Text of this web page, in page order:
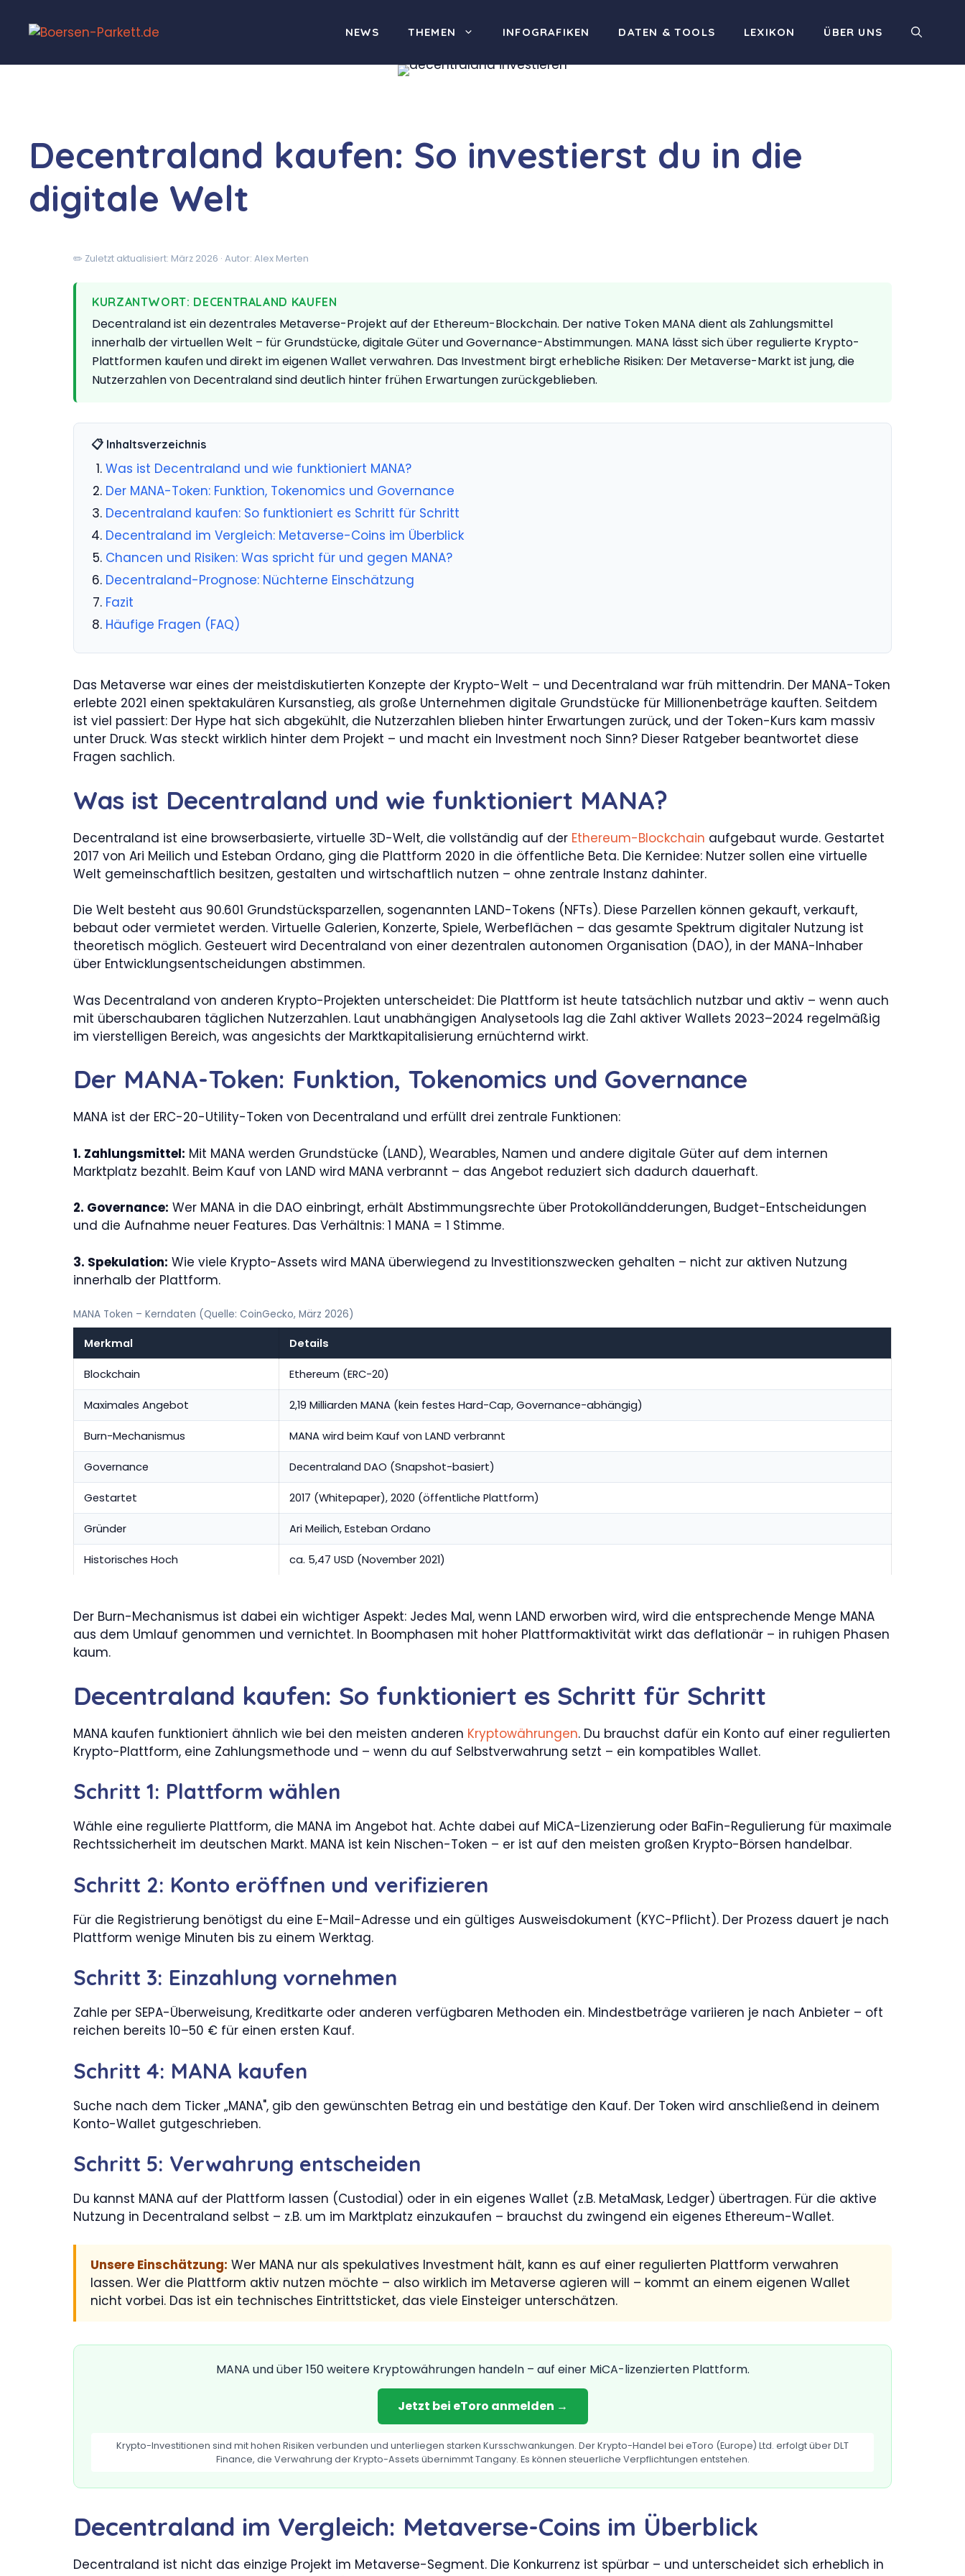
NEWS THEMEN INFOGRAFIKEN DATEN & TOOLS LEXIKON ÜBER UNS
Decentraland kaufen: So investierst du in die
digitale Welt
✏️ Zuletzt aktualisiert: März 2026 · Autor: Alex Merten
KURZANTWORT: DECENTRALAND KAUFEN
Decentraland ist ein dezentrales Metaverse-Projekt auf der Ethereum-Blockchain. Der native Token MANA dient als Zahlungsmittel
innerhalb der virtuellen Welt – für Grundstücke, digitale Güter und Governance-Abstimmungen. MANA lässt sich über regulierte Krypto-
Plattformen kaufen und direkt im eigenen Wallet verwahren. Das Investment birgt erhebliche Risiken: Der Metaverse-Markt ist jung, die
Nutzerzahlen von Decentraland sind deutlich hinter frühen Erwartungen zurückgeblieben.
📋 Inhaltsverzeichnis
Was ist Decentraland und wie funktioniert MANA?
Der MANA-Token: Funktion, Tokenomics und Governance
Decentraland kaufen: So funktioniert es Schritt für Schritt
Decentraland im Vergleich: Metaverse-Coins im Überblick
Chancen und Risiken: Was spricht für und gegen MANA?
Decentraland-Prognose: Nüchterne Einschätzung
Fazit
Häufige Fragen (FAQ)
Das Metaverse war eines der meistdiskutierten Konzepte der Krypto-Welt – und Decentraland war früh mittendrin. Der MANA-Token
erlebte 2021 einen spektakulären Kursanstieg, als große Unternehmen digitale Grundstücke für Millionenbeträge kauften. Seitdem
ist viel passiert: Der Hype hat sich abgekühlt, die Nutzerzahlen blieben hinter Erwartungen zurück, und der Token-Kurs kam massiv
unter Druck. Was steckt wirklich hinter dem Projekt – und macht ein Investment noch Sinn? Dieser Ratgeber beantwortet diese
Fragen sachlich.
Was ist Decentraland und wie funktioniert MANA?
Decentraland ist eine browserbasierte, virtuelle 3D-Welt, die vollständig auf der Ethereum-Blockchain aufgebaut wurde. Gestartet
2017 von Ari Meilich und Esteban Ordano, ging die Plattform 2020 in die öffentliche Beta. Die Kernidee: Nutzer sollen eine virtuelle
Welt gemeinschaftlich besitzen, gestalten und wirtschaftlich nutzen – ohne zentrale Instanz dahinter.
Die Welt besteht aus 90.601 Grundstücksparzellen, sogenannten LAND-Tokens (NFTs). Diese Parzellen können gekauft, verkauft,
bebaut oder vermietet werden. Virtuelle Galerien, Konzerte, Spiele, Werbeflächen – das gesamte Spektrum digitaler Nutzung ist
theoretisch möglich. Gesteuert wird Decentraland von einer dezentralen autonomen Organisation (DAO), in der MANA-Inhaber
über Entwicklungsentscheidungen abstimmen.
Was Decentraland von anderen Krypto-Projekten unterscheidet: Die Plattform ist heute tatsächlich nutzbar und aktiv – wenn auch
mit überschaubaren täglichen Nutzerzahlen. Laut unabhängigen Analysetools lag die Zahl aktiver Wallets 2023–2024 regelmäßig
im vierstelligen Bereich, was angesichts der Marktkapitalisierung ernüchternd wirkt.
Der MANA-Token: Funktion, Tokenomics und Governance
MANA ist der ERC-20-Utility-Token von Decentraland und erfüllt drei zentrale Funktionen:
1. Zahlungsmittel: Mit MANA werden Grundstücke (LAND), Wearables, Namen und andere digitale Güter auf dem internen
Marktplatz bezahlt. Beim Kauf von LAND wird MANA verbrannt – das Angebot reduziert sich dadurch dauerhaft.
2. Governance: Wer MANA in die DAO einbringt, erhält Abstimmungsrechte über Protokolländderungen, Budget-Entscheidungen
und die Aufnahme neuer Features. Das Verhältnis: 1 MANA = 1 Stimme.
3. Spekulation: Wie viele Krypto-Assets wird MANA überwiegend zu Investitionszwecken gehalten – nicht zur aktiven Nutzung
innerhalb der Plattform.
MANA Token – Kerndaten (Quelle: CoinGecko, März 2026)
Merkmal Details
Blockchain Ethereum (ERC-20)
Maximales Angebot 2,19 Milliarden MANA (kein festes Hard-Cap, Governance-abhängig)
Burn-Mechanismus MANA wird beim Kauf von LAND verbrannt
Governance Decentraland DAO (Snapshot-basiert)
Gestartet 2017 (Whitepaper), 2020 (öffentliche Plattform)
Gründer Ari Meilich, Esteban Ordano
Historisches Hoch ca. 5,47 USD (November 2021)
Der Burn-Mechanismus ist dabei ein wichtiger Aspekt: Jedes Mal, wenn LAND erworben wird, wird die entsprechende Menge MANA
aus dem Umlauf genommen und vernichtet. In Boomphasen mit hoher Plattformaktivität wirkt das deflationär – in ruhigen Phasen
kaum.
Decentraland kaufen: So funktioniert es Schritt für Schritt
MANA kaufen funktioniert ähnlich wie bei den meisten anderen Kryptowährungen. Du brauchst dafür ein Konto auf einer regulierten
Krypto-Plattform, eine Zahlungsmethode und – wenn du auf Selbstverwahrung setzt – ein kompatibles Wallet.
Schritt 1: Plattform wählen
Wähle eine regulierte Plattform, die MANA im Angebot hat. Achte dabei auf MiCA-Lizenzierung oder BaFin-Regulierung für maximale
Rechtssicherheit im deutschen Markt. MANA ist kein Nischen-Token – er ist auf den meisten großen Krypto-Börsen handelbar.
Schritt 2: Konto eröffnen und verifizieren
Für die Registrierung benötigst du eine E-Mail-Adresse und ein gültiges Ausweisdokument (KYC-Pflicht). Der Prozess dauert je nach
Plattform wenige Minuten bis zu einem Werktag.
Schritt 3: Einzahlung vornehmen
Zahle per SEPA-Überweisung, Kreditkarte oder anderen verfügbaren Methoden ein. Mindestbeträge variieren je nach Anbieter – oft
reichen bereits 10–50 € für einen ersten Kauf.
Schritt 4: MANA kaufen
Suche nach dem Ticker „MANA", gib den gewünschten Betrag ein und bestätige den Kauf. Der Token wird anschließend in deinem
Konto-Wallet gutgeschrieben.
Schritt 5: Verwahrung entscheiden
Du kannst MANA auf der Plattform lassen (Custodial) oder in ein eigenes Wallet (z.B. MetaMask, Ledger) übertragen. Für die aktive
Nutzung in Decentraland selbst – z.B. um im Marktplatz einzukaufen – brauchst du zwingend ein eigenes Ethereum-Wallet.
Unsere Einschätzung: Wer MANA nur als spekulatives Investment hält, kann es auf einer regulierten Plattform verwahren
lassen. Wer die Plattform aktiv nutzen möchte – also wirklich im Metaverse agieren will – kommt an einem eigenen Wallet
nicht vorbei. Das ist ein technisches Eintrittsticket, das viele Einsteiger unterschätzen.
MANA und über 150 weitere Kryptowährungen handeln – auf einer MiCA-lizenzierten Plattform.
Jetzt bei eToro anmelden →
Krypto-Investitionen sind mit hohen Risiken verbunden und unterliegen starken Kursschwankungen. Der Krypto-Handel bei eToro (Europe) Ltd. erfolgt über DLT
Finance, die Verwahrung der Krypto-Assets übernimmt Tangany. Es können steuerliche Verpflichtungen entstehen.
Decentraland im Vergleich: Metaverse-Coins im Überblick
Decentraland ist nicht das einzige Projekt im Metaverse-Segment. Die Konkurrenz ist spürbar – und unterscheidet sich erheblich in